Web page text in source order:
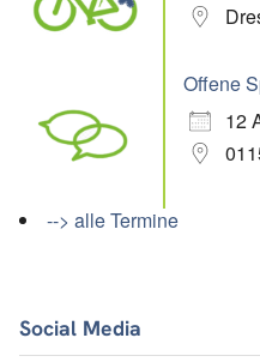
Offene
12
--> alle Termine
Social Media